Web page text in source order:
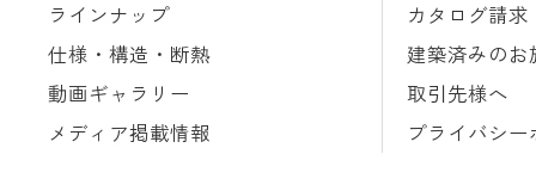
ラインナップ
仕様・構造・断熱
動画ギャラリー
メディア掲載情報
カタログ請求
建築済みのお
取引先様へ
プライバシー